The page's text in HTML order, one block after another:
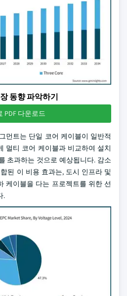
동향 파악하기
PDF 다운로드
먼트는 단일 코어 케이블이 일반적
멀티 코어 케이블과 비교하여 설치
초과하는 것으로 예상됩니다. 감소
된 이 비용 효과는, 도시 인프라 및
케이블을 다는 프로젝트를 위한 선
.